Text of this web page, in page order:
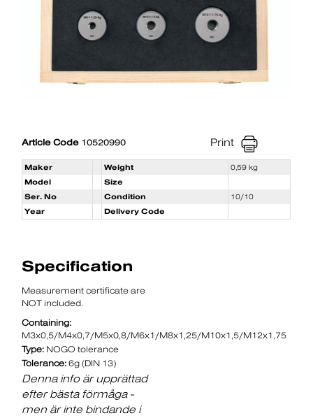
Article Code10520990 Print
Maker Weight
0,59 kg
Model
Size
Ser. No
Condition
10/10
Year
Delivery Code
Specification
Measurement certificate are
NOT included.
Containing:
M3x0,5/M4x0,7/M5x0,8/M6x1/M8x1,25/M10x1,5/M12x1,75
Type: NOGO tolerance
Tolerance: 6g (DIN 13)
Denna info är upprättad
efter bästa förmåga -
men är inte bindande i